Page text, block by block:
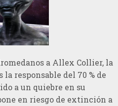
a Allex Collier, la
la responsable del 70 % de
a un quiebre en su
en riesgo de extinción a